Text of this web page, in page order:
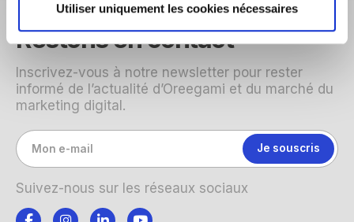
Utiliser uniquement les cookies nécessaires
Restons en contact
Inscrivez-vous à notre newsletter pour rester
informé de l’actualité d’Oreegami et du marché du
marketing digital.
Suivez-nous sur les réseaux sociaux